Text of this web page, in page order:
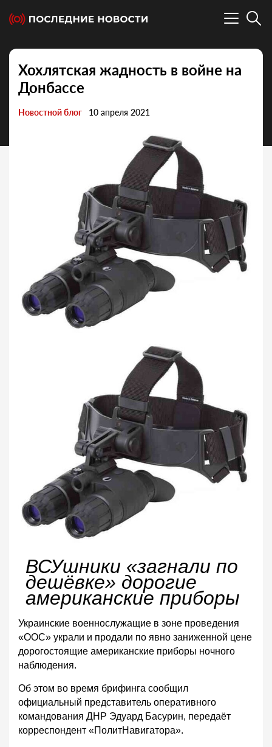
Хохлятская жадность в войне на
Донбассе
Новостной блог 10 апреля 2021
ВСУшники «загнали по
дешёвке» дорогие
американские приборы
Украинские военнослужащие в зоне проведения
«ООС» украли и продали по явно заниженной цене
дорогостоящие американские приборы ночного
наблюдения.
Об этом во время брифинга сообщил
официальный представитель оперативного
командования ДНР Эдуард Басурин, передаёт
корреспондент «ПолитНавигатора».